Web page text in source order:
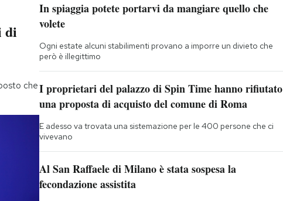
di
che
In spiaggia potete portarvi da mangiare quello che
volete
Ogni estate alcuni stabilimenti provano a imporre un divieto che
però è illegittimo
I proprietari del palazzo di Spin Time hanno rifiutato
una proposta di acquisto del comune di Roma
E adesso va trovata una sistemazione per le 400 persone che ci
vivevano
Al San Raffaele di Milano è stata sospesa la
fecondazione assistita